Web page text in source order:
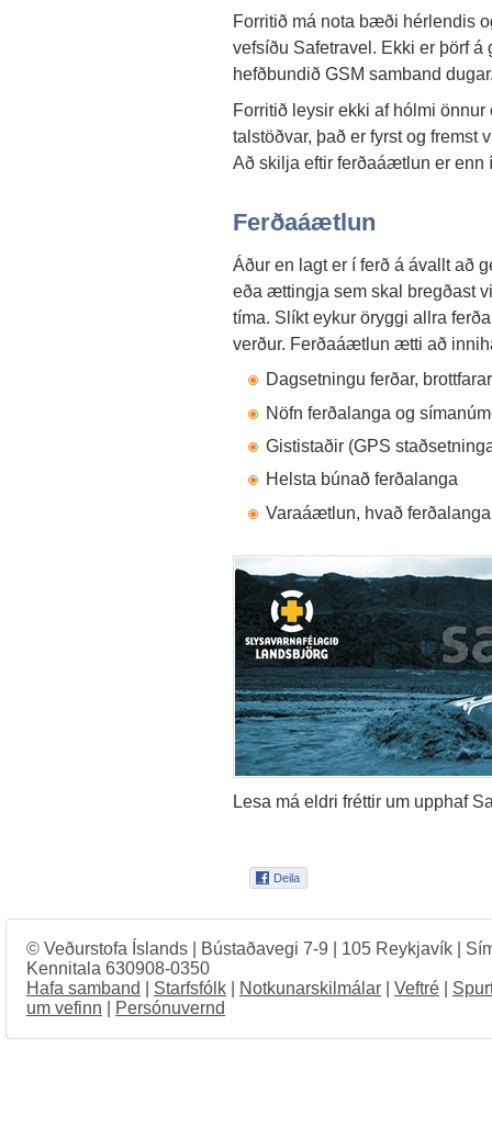
Forritið má nota bæði hérlendis
vefsíðu Safetravel. Ekki er þörf
hefðbundið GSM samband
Forritið leysir ekki af hólmi
talstöðvar, það er fyrst og fremst
Að skilja eftir ferðaáætlun er enn
Ferðaáætlun
Áður en lagt er í ferð á ávallt að
eða ættingja sem skal bregðast
tíma. Slíkt eykur öryggi allra
verður. Ferðaáætlun ætti að
Dagsetningu ferðar,
Nöfn ferðalanga og
Gististaðir (GPS
Helsta búnað ferðalanga
Varaáætlun, hvað
Lesa má eldri fréttir um upphaf
© Veðurstofa Íslands | Bústaðavegi 7-9 | 105 Reykjavík |
Kennitala 630908-0350
Hafa samband
Starfsfólk Notkunarskilmálar Veftré
um vefinn
Persónuvernd